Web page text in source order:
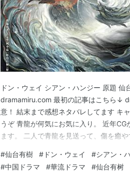
ドン・ウェイ シアン・ハンジー 原題
dramamiru.com 最初の記事はこちら↓
意！ 結末まで感想ネタバレしてます キ
うぞ 青龍が何気にお気に入り。 近年
ます。 二人で青龍を見送って、傷を癒
ですかね。 所々でお助けキャラ的に出
ちょっとだけ…
#仙台有樹 # ドン・ウェイ #シアン・
#中国ドラマ #華流ドラマ #仙台有树